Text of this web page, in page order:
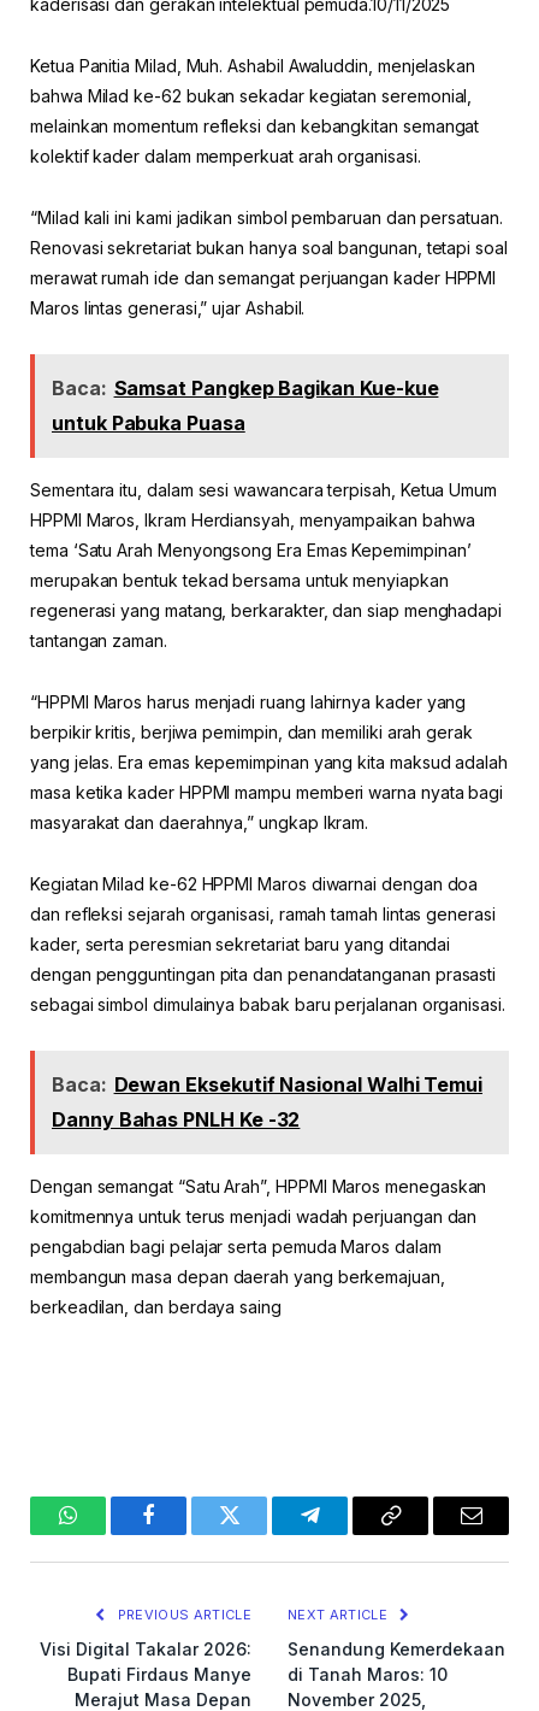
kaderisasi dan gerakan intelektual pemuda.10/11/2025
Ketua Panitia Milad, Muh. Ashabil Awaluddin, menjelaskan
bahwa Milad ke-62 bukan sekadar kegiatan seremonial,
melainkan momentum refleksi dan kebangkitan semangat
kolektif kader dalam memperkuat arah organisasi.
“Milad kali ini kami jadikan simbol pembaruan dan persatuan.
Renovasi sekretariat bukan hanya soal bangunan, tetapi soal
merawat rumah ide dan semangat perjuangan kader HPPMI
Maros lintas generasi,” ujar Ashabil.
Baca: Samsat Pangkep Bagikan Kue-kue
untuk Pabuka Puasa
Sementara itu, dalam sesi wawancara terpisah, Ketua Umum
HPPMI Maros, Ikram Herdiansyah, menyampaikan bahwa
tema ‘Satu Arah Menyongsong Era Emas Kepemimpinan’
merupakan bentuk tekad bersama untuk menyiapkan
regenerasi yang matang, berkarakter, dan siap menghadapi
tantangan zaman.
“HPPMI Maros harus menjadi ruang lahirnya kader yang
berpikir kritis, berjiwa pemimpin, dan memiliki arah gerak
yang jelas. Era emas kepemimpinan yang kita maksud adalah
masa ketika kader HPPMI mampu memberi warna nyata bagi
masyarakat dan daerahnya,” ungkap Ikram.
Kegiatan Milad ke-62 HPPMI Maros diwarnai dengan doa
dan refleksi sejarah organisasi, ramah tamah lintas generasi
kader, serta peresmian sekretariat baru yang ditandai
dengan pengguntingan pita dan penandatanganan prasasti
sebagai simbol dimulainya babak baru perjalanan organisasi.
Baca: Dewan Eksekutif Nasional Walhi Temui
Danny Bahas PNLH Ke -32
Dengan semangat “Satu Arah”, HPPMI Maros menegaskan
komitmennya untuk terus menjadi wadah perjuangan dan
pengabdian bagi pelajar serta pemuda Maros dalam
membangun masa depan daerah yang berkemajuan,
berkeadilan, dan berdaya saing
WhatsAppFacebookTwitter TelegramCopy
Email
PREVIOUS ARTICLE
Visi Digital Takalar 2026:
Bupati Firdaus Manye
Merajut Masa Depan
NEXT ARTICLE
Senandung Kemerdekaan
di Tanah Maros: 10
November 2025,